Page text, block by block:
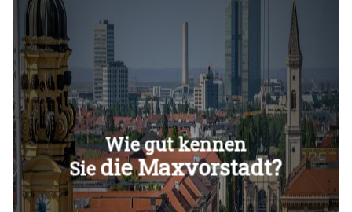
Überspringen